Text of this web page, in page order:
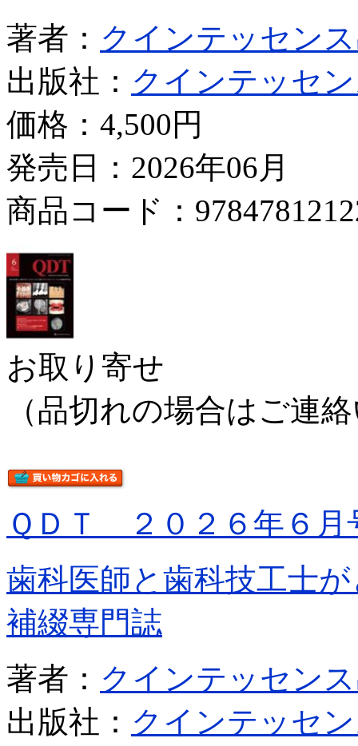
著者： クインテッセン
出版社： クインテッセ
価格： 4,500円
発売日：2026年06月
商品コード：
お取り寄せ
（品切れの場合はご連
ＱＤＴ ２０２６年６月
歯科医師と歯科技工士
補綴専門誌
著者： クインテッセン
出版社： クインテッセ